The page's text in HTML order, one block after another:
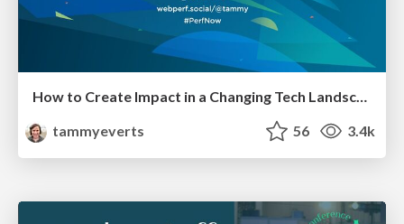
How to Create Impact in a Changing Tech Landscape [PerfNow 2023]
tammyeverts
56 3.4k